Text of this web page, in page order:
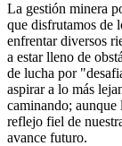
La gestión minera
que disfrutamos de
enfrentar diversos
a estar lleno de
de lucha por
aspirar a lo más
caminando; aunque
reflejo fiel de
avance futuro.